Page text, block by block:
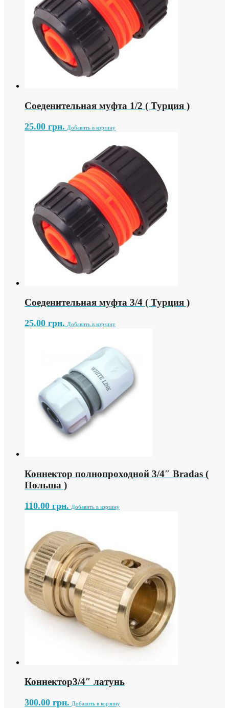
Соеденительная муфта 1/2 ( Турция )
25.00 грн. Добавить в корзину
Соеденительная муфта 3/4 ( Турция )
25.00 грн. Добавить в корзину
Коннектор полнопроходной 3/4″ Bradas (
Польша )
110.00 грн. Добавить в корзину
Коннектор3/4″ латунь
300.00 грн. Добавить в корзину